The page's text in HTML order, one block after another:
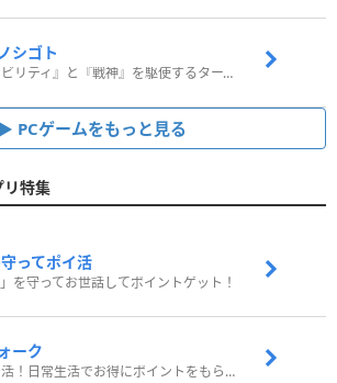
シゴト
武器の『アビリティ』と『戦神』を駆使するターン制コマンドバトルRPG！
PCゲームをもっと見る
リ特集
ってポイ活
」を守ってお世話してポイントゲット！
ーク
歩いてポイ活！日常生活でお得にポイントをもらおう